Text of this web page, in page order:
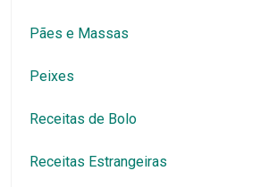
Pães e Massas
Peixes
Receitas de Bolo
Receitas Estrangeiras